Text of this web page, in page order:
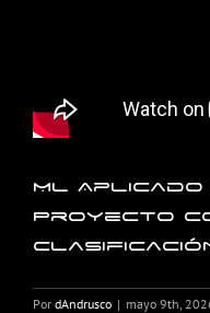
ML
Proyecto
Por dAndrusco | mayo 9th,